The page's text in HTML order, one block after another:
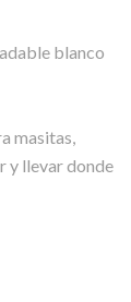
blanco
masitas,
y llevar donde